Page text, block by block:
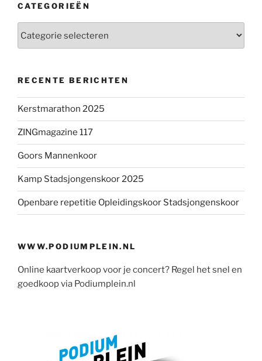
CATEGORIEËN
RECENTE BERICHTEN
Kerstmarathon 2025
ZINGmagazine 117
Goors Mannenkoor
Kamp Stadsjongenskoor 2025
Openbare repetitie Opleidingskoor Stadsjongenskoor
WWW.PODIUMPLEIN.NL
Online kaartverkoop voor je concert? Regel het snel en
goedkoop via Podiumplein.nl